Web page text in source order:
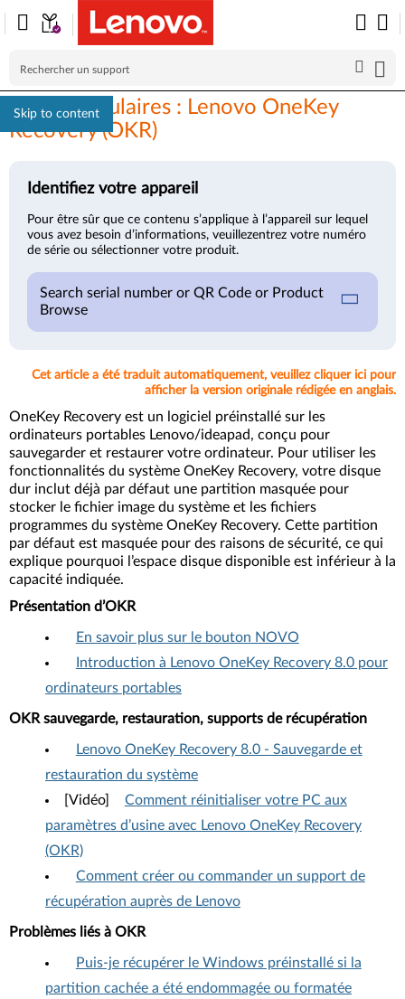
Skip to content
Sujets populaires : Lenovo OneKey
Recovery (OKR)
Identifiez votre appareil
Pour être sûr que ce contenu s’applique à l’appareil sur lequel
vous avez besoin d’informations, veuillezentrez votre numéro
de série ou sélectionner votre produit.
Search serial number or QR Code or Product
Browse
Cet article a été traduit automatiquement, veuillez cliquer ici pour
afficher la version originale rédigée en anglais.
OneKey Recovery est un logiciel préinstallé sur les
ordinateurs portables Lenovo/ideapad, conçu pour
sauvegarder et restaurer votre ordinateur. Pour utiliser les
fonctionnalités du système OneKey Recovery, votre disque
dur inclut déjà par défaut une partition masquée pour
stocker le fichier image du système et les fichiers
programmes du système OneKey Recovery. Cette partition
par défaut est masquée pour des raisons de sécurité, ce qui
explique pourquoi l’espace disque disponible est inférieur à la
capacité indiquée.
Présentation d’OKR
En savoir plus sur le bouton NOVO
Introduction à Lenovo OneKey Recovery 8.0 pour
ordinateurs portables
OKR sauvegarde, restauration, supports de récupération
Lenovo OneKey Recovery 8.0 - Sauvegarde et
restauration du système
[Vidéo]
Comment réinitialiser votre PC aux
paramètres d’usine avec Lenovo OneKey Recovery
(OKR)
Comment créer ou commander un support de
récupération auprès de Lenovo
Problèmes liés à OKR
Puis-je récupérer le Windows préinstallé si la
partition cachée a été endommagée ou formatée